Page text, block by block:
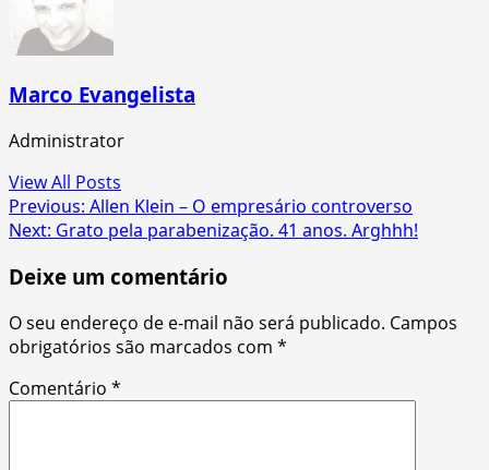
Marco Evangelista
Administrator
View All Posts
Post
navigation
Previous: Allen Klein – O empresário controverso
Next: Grato pela parabenização. 41 anos. Arghhh!
Deixe um comentário
O seu endereço de e-mail não será publicado. Campos
obrigatórios são marcados com *
Comentário *